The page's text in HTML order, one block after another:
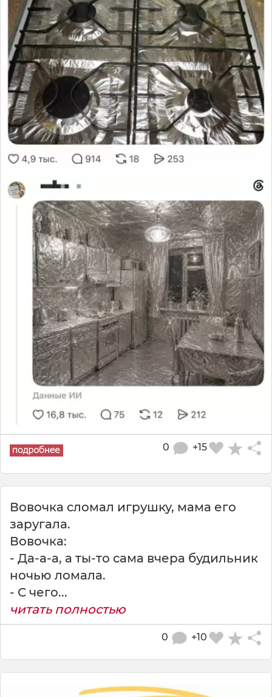
+15
0
Вовочка сломал игрушку, мама его
заругала.
Вовочка:
- Да-а-а, а ты-то сама вчера будильник
ночью ломала.
- С чего...
читать полностью
+10
0